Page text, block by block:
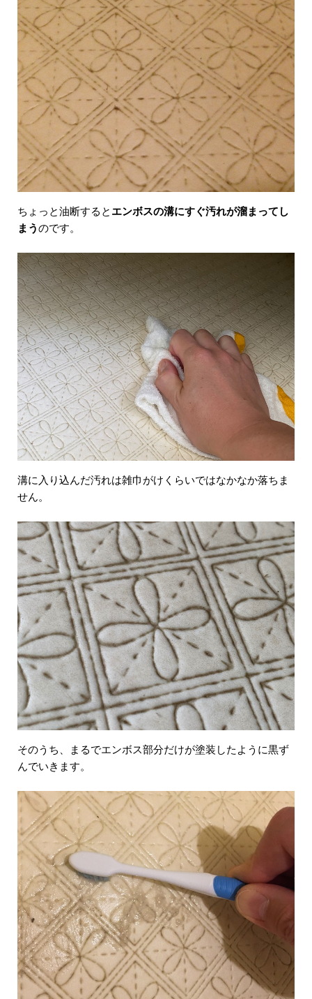
ちょっと油断すると エンボスの溝にすぐ汚れが溜まってし
まうのです。
溝に入り込んだ汚れは雑巾がけくらいではなかなか落ちま
せん。
そのうち、まるでエンボス部分だけが塗装したように黒ず
んでいきます。